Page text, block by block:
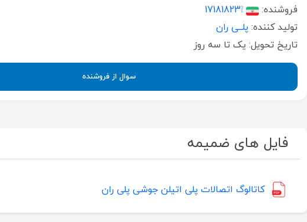
فروشنده:
❕17181823
تولید کننده: پلــی ران
تاریخ تحویل: یک تا سه روز
سوال از فروشنده
فایل های ضمیمه
کاتالوگ اتصالات پلی اتیلن جوشی پلی ران